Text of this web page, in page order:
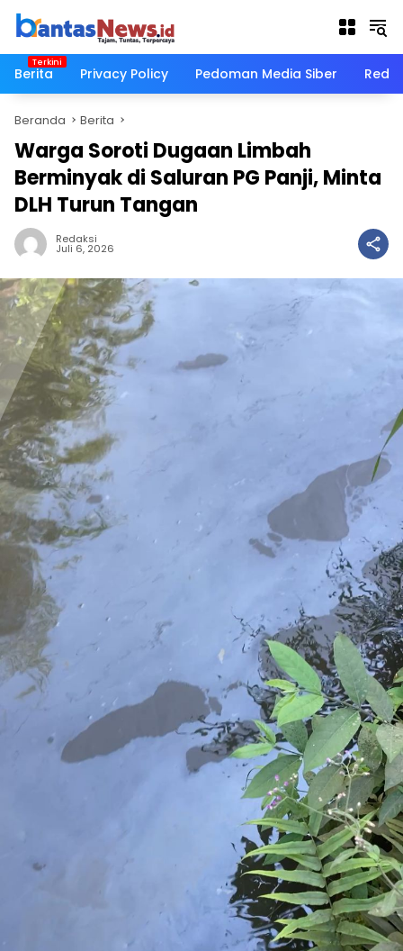
Langsung
Berita
Privacy Policy Pedoman Media Siber
Beranda Berita
Warga Soroti Dugaan Limbah
Berminyak di Saluran PG Panji, Minta
DLH Turun Tangan
Redaksi
Juli 6, 2026